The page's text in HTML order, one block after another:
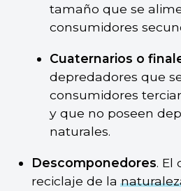
tamaño que se
consumidores
Cuaternarios o
depredadores que
consumidores
y que no poseen
naturales.
Descomponedores. El
reciclaje de la